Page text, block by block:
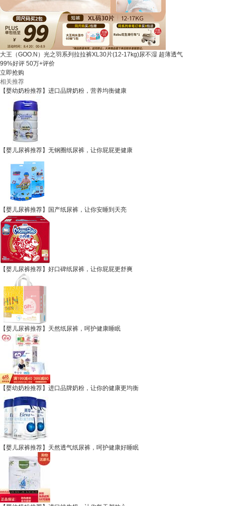
大王（GOO.N）光之羽系列拉拉裤XL30片(12-17kg)尿不湿 超薄透气
99%好评 50万+评价
立即抢购
相关推荐
【婴幼奶粉推荐】进口品牌奶粉，营养均衡健康
【婴儿尿裤推荐】无钢圈纸尿裤，让你屁屁更健康
【婴儿尿裤推荐】国产纸尿裤，让你安睡到天亮
【婴儿尿裤推荐】好口碑纸尿裤，让你屁屁更舒爽
【婴儿尿裤推荐】天然纸尿裤，呵护健康睡眠
【婴幼奶粉推荐】进口品牌奶粉，让你的健康更均衡
【婴儿尿裤推荐】天然透气纸尿裤，呵护健康好睡眠